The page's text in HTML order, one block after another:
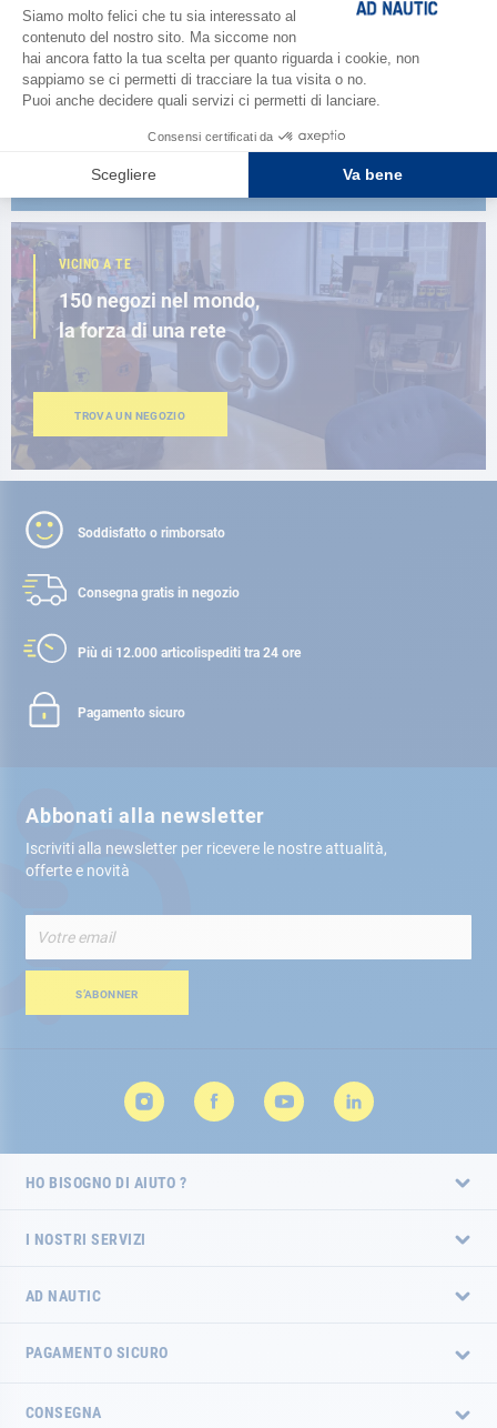
CATALOGARE
Scopri la
nuova guida AD 2026
VICINO A TE
150 negozi nel mondo,
la forza di una rete
TROVA UN NEGOZIO
Soddisfatto o rimborsato
Consegna gratis in negozio
Più di 12.000 articolispediti tra 24 ore
Pagamento sicuro
Abbonati alla newsletter
Iscriviti alla newsletter per ricevere le nostre attualità,
offerte e novità
alla
nostra
Newsletter:S’ABONNER
HO BISOGNO DI AIUTO ?
I NOSTRI SERVIZI
AD NAUTIC
PAGAMENTO SICURO
CONSEGNA